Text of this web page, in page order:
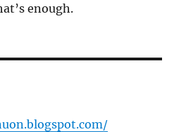
enough.